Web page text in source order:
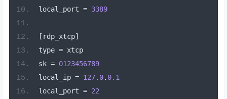
local_port = 3389
[ rdp_xtcp]
type = xtcp
sk = 0123456789
local_ip = 127.0. 0.1
local_port = 22